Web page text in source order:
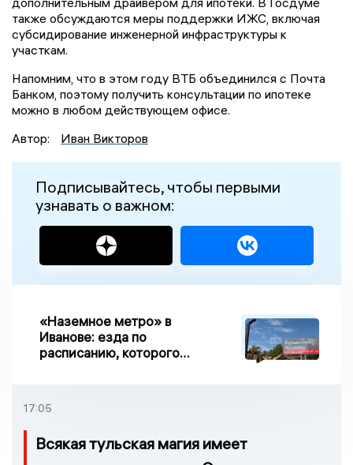
также обсуждаются меры поддержки ИЖС, включая
субсидирование инженерной инфраструктуры к
участкам.
Напомним, что в этом году ВТБ объединился с Почта
Банком, поэтому получить консультации по ипотеке
можно в любом действующем офисе.
Автор:
Иван Викторов
Подписывайтесь, чтобы первыми
узнавать о важном:
«Наземное метро» в
Иванове: езда по
расписанию, которого
17:05
Всякая тульская магия имеет